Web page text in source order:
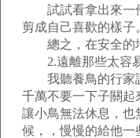
試試看拿出來一
剪成自己喜歡的樣子
總之，在安全的地
2.遠離那些太容
我聽養鳥的行家說
千萬不要一下子關起
讓小鳥無法休息，也
候，，慢慢的給他一